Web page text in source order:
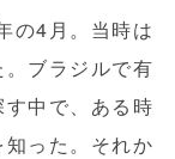
の4月。当時は
ブラジルで有
中で、ある時
った。それか